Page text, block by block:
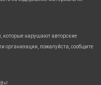
которые нарушают авторские
пожалуйста, сообщите